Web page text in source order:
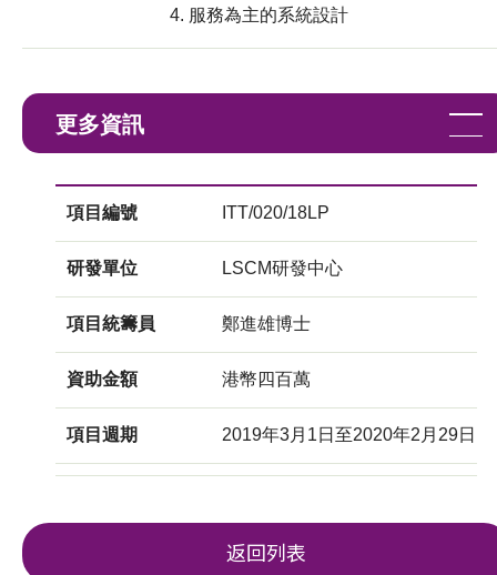
服務為主的系統設計
更多資訊
項目編號 ITT/020/18LP
研發單位 LSCM研發中心
項目統籌員 鄭進雄博士
資助金額 港幣四百萬
項目週期 2019年3月1日至2020年2月29日
返回列表